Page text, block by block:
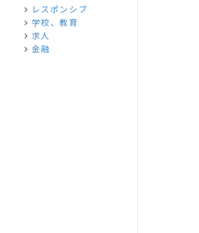
レスポンシブ
学校、教育
求人
金融